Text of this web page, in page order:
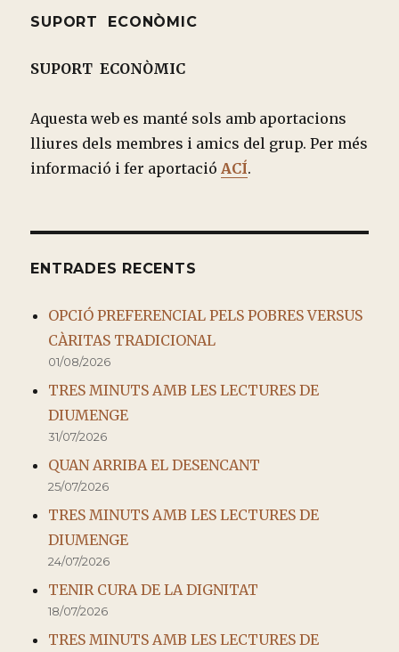
SUPORT ECONÒMIC
SUPORT ECONÒMIC
Aquesta web es manté sols amb aportacions
lliures dels membres i amics del grup. Per més
informació i fer aportació ACÍ.
ENTRADES RECENTS
OPCIÓ PREFERENCIAL PELS POBRES VERSUS
CÀRITAS TRADICIONAL
01/08/2026
TRES MINUTS AMB LES LECTURES DE
DIUMENGE
31/07/2026
QUAN ARRIBA EL DESENCANT
25/07/2026
TRES MINUTS AMB LES LECTURES DE
DIUMENGE
24/07/2026
TENIR CURA DE LA DIGNITAT
18/07/2026
TRES MINUTS AMB LES LECTURES DE